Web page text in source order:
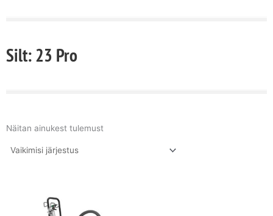
Silt: 23 Pro
Näitan ainukest tulemust